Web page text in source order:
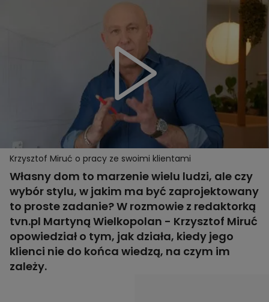
Krzysztof Miruć o pracy ze swoimi klientami
Własny dom to marzenie wielu ludzi, ale czy
wybór stylu, w jakim ma być zaprojektowany
to proste zadanie? W rozmowie z redaktorką
tvn.pl Martyną Wielkopolan - Krzysztof Miruć
opowiedział o tym, jak działa, kiedy jego
klienci nie do końca wiedzą, na czym im
zależy.